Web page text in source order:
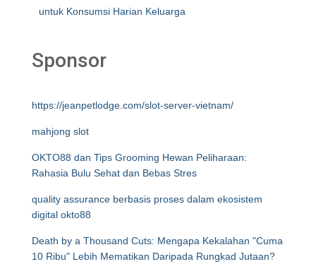
untuk Konsumsi Harian Keluarga
Sponsor
https://jeanpetlodge.com/slot-server-vietnam/
mahjong slot
OKTO88 dan Tips Grooming Hewan Peliharaan:
Rahasia Bulu Sehat dan Bebas Stres
quality assurance berbasis proses dalam ekosistem
digital okto88
Death by a Thousand Cuts: Mengapa Kekalahan "Cuma
10 Ribu" Lebih Mematikan Daripada Rungkad Jutaan?